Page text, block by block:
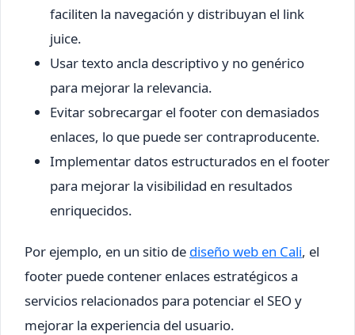
faciliten la navegación y distribuyan el link
juice.
Usar texto ancla descriptivo y no genérico
para mejorar la relevancia.
Evitar sobrecargar el footer con demasiados
enlaces, lo que puede ser contraproducente.
Implementar datos estructurados en el footer
para mejorar la visibilidad en resultados
enriquecidos.
Por ejemplo, en un sitio de diseño web en Cali, el
footer puede contener enlaces estratégicos a
servicios relacionados para potenciar el SEO y
mejorar la experiencia del usuario.